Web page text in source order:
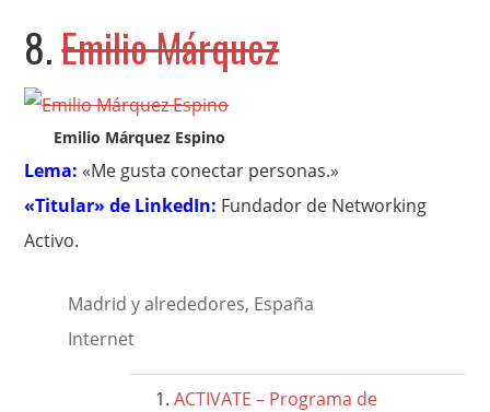
8.Emilio Márquez
Emilio Márquez Espino
Lema: «Me gusta conectar personas.»
«Titular» de LinkedIn: Fundador de Networking
Activo.
Madrid y alrededores, España
Internet
ACTIVATE – Programa de